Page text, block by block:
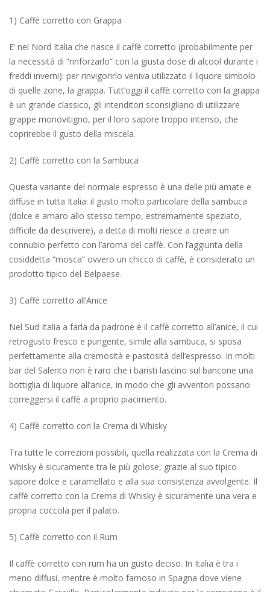
1) Caffè corretto con Grappa
E’ nel Nord Italia che nasce il caffè corretto (probabilmente per
la necessità di “rinforzarlo” con la giusta dose di alcool durante i
freddi inverni): per rinvigorirlo veniva utilizzato il liquore simbolo
di quelle zone, la grappa. Tutt’oggi il caffè corretto con la grappa
è un grande classico, gli intenditori sconsigliano di utilizzare
grappe monovitigno, per il loro sapore troppo intenso, che
coprirebbe il gusto della miscela.
2) Caffè corretto con la Sambuca
Questa variante del normale espresso è una delle più amate e
diffuse in tutta Italia: il gusto molto particolare della sambuca
(dolce e amaro allo stesso tempo, estremamente speziato,
difficile da descrivere), a detta di molti riesce a creare un
connubio perfetto con l’aroma del caffè. Con l’aggiunta della
cosiddetta “mosca” ovvero un chicco di caffè, è considerato un
prodotto tipico del Belpaese.
3) Caffè corretto all’Anice
Nel Sud Italia a farla da padrone è il caffè corretto all’anice, il cui
retrogusto fresco e pungente, simile alla sambuca, si sposa
perfettamente alla cremosità e pastosità dell’espresso. In molti
bar del Salento non è raro che i baristi lascino sul bancone una
bottiglia di liquore all’anice, in modo che gli avventori possano
correggersi il caffè a proprio piacimento.
4) Caffè corretto con la Crema di Whisky
Tra tutte le correzioni possibili, quella realizzata con la Crema di
Whisky è sicuramente tra le più golose, grazie al suo tipico
sapore dolce e caramellato e alla sua consistenza avvolgente. Il
caffè corretto con la Crema di Whisky è sicuramente una vera e
propria coccola per il palato.
5) Caffè corretto con il Rum
Il caffè corretto con rum ha un gusto deciso. In Italia è tra i
meno diffusi, mentre è molto famoso in Spagna dove viene